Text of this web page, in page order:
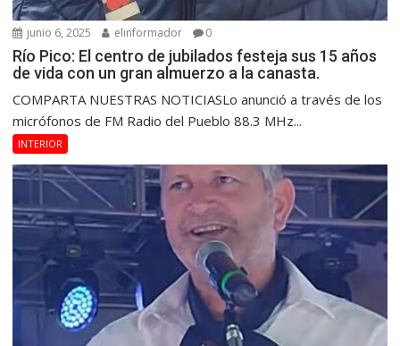
junio 6, 2025 elinformador 0
Río Pico: El centro de jubilados festeja sus 15 años
de vida con un gran almuerzo a la canasta.
COMPARTA NUESTRAS NOTICIASLo anunció a través de los
micrófonos de FM Radio del Pueblo 88.3 MHz...
INTERIOR